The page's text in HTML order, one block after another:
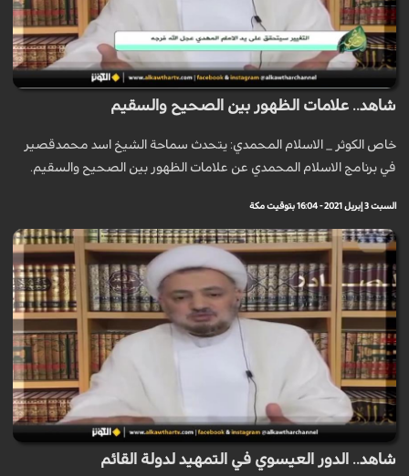
شاهد.. علامات الظهور بين الصحيح والسقيم
خاص الكوثر _ الاسلام المحمدي: يتحدث سماحة الشيخ اسد محمدقصير
في برنامج الاسلام المحمدي عن علامات الظهور بين الصحيح والسقيم.
السبت 3 إبريل 2021 - 16:04 بتوقيت مكة
شاهد.. الدور العيسوي في التمهيد لدولة القائم